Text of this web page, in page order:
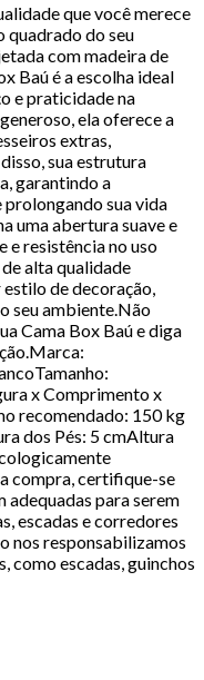
que você merece
quadrado do seu
com madeira de
Baú é a escolha ideal
e praticidade na
ela oferece a
extras,
sua estrutura
garantindo a
prolongando sua vida
uma abertura suave e
e resistência no uso
alta qualidade
de decoração,
seu ambiente.Não
Cama Box Baú e diga
x Comprimento x
recomendado: 150 kg
dos Pés: 5 cmAltura
compra, certifique-se
adequadas para serem
escadas e corredores
nos responsabilizamos
como escadas, guinchos